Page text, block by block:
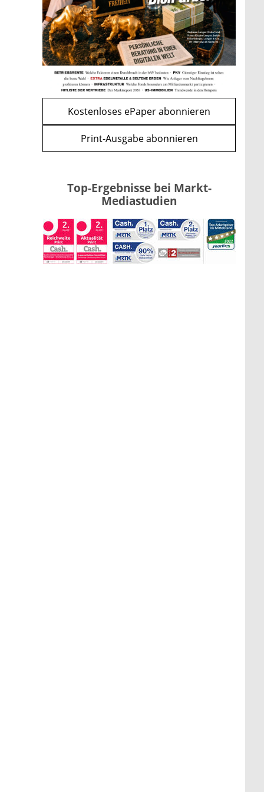
WEITERE ARTIKEL
zurückweiter
Kippe: Drei Streitpunkte
bremsen den CLARITY Act
mehr
Kostenloses ePaper abonnieren
Print-Ausgabe abonnieren
Top-Ergebnisse bei Markt-
Mediastudien